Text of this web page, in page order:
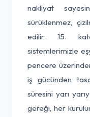
nakliyat
sürüklenmez,
edilir. 15.
sistemlerimizle
pencere
iş gücünden
süresini yarı
gereği, her